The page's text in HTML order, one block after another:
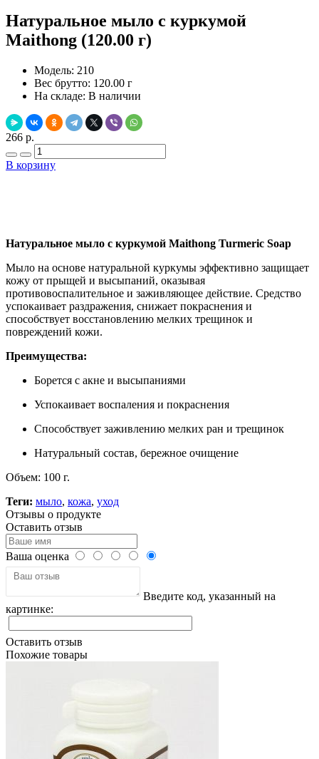
Натуральное мыло с куркумой
Maithong (120.00 г)
Модель: 210
Вес брутто: 120.00 г
На складе: В наличии
266 р.
В корзину
Натуральное мыло с куркумой Maithong Turmeric Soap
Мыло на основе натуральной куркумы эффективно защищает
кожу от прыщей и высыпаний, оказывая
противовоспалительное и заживляющее действие. Средство
успокаивает раздражения, снижает покраснения и
способствует восстановлению мелких трещинок и
повреждений кожи.
Преимущества:
Борется с акне и высыпаниями
Успокаивает воспаления и покраснения
Способствует заживлению мелких ран и трещинок
Натуральный состав, бережное очищение
Объем: 100 г.
Теги: мыло, кожа, уход
Отзывы о продукте
Оставить отзыв
Ваша оценка
Введите код, указанный на
картинке:
Оставить отзыв
Похожие товары